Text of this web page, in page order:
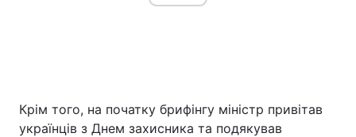
Крім того, на початку брифінгу міністр привітав
українців з Днем захисника та подякував